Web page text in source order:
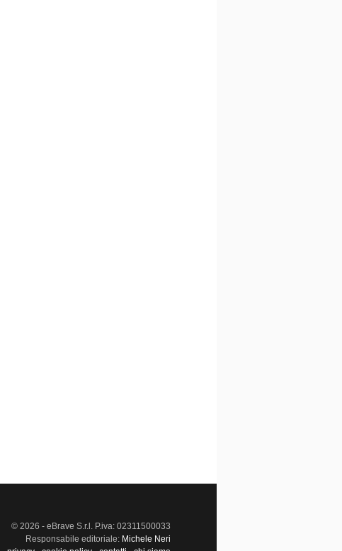
© 2026 - eBrave S.r.l. P.iva: 02311500033
Responsabile editoriale: Michele Neri